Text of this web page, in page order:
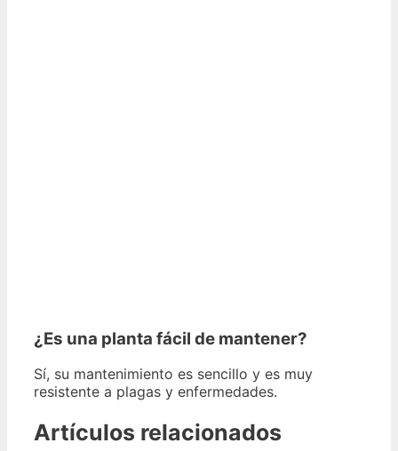
¿Es una planta fácil de mantener?
Sí, su mantenimiento es sencillo y es muy
resistente a plagas y enfermedades.
Artículos relacionados